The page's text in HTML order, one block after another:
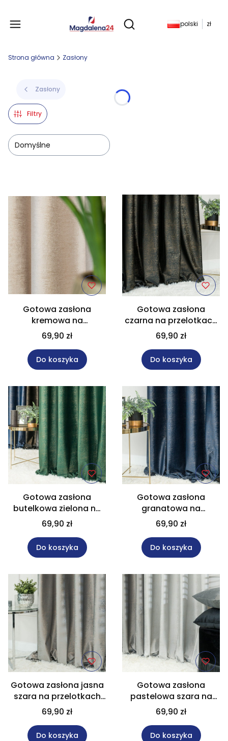
Otwórz wyszukiwarkę
Produkty w
polski zł
Strona główna Zasłony
Zasłony
Filtry
Domyślne
Gotowa zasłona
kremowa na
przelotkach rozmiar
140x250 cm ELEONORA
69,90 zł
Do koszyka
Gotowa zasłona
czarna na przelotkach
rozmiar 140x250 cm
ELEONORA
69,90 zł
Do koszyka
Gotowa zasłona
butelkowa zielona na
przelotkach rozmiar
140x250 cm ELEONORA
69,90 zł
Do koszyka
Gotowa zasłona
granatowa na
przelotkach rozmiar
140x250 cm ELEONORA
69,90 zł
Do koszyka
Gotowa zasłona jasna
szara na przelotkach
rozmiar 140x250 cm
ELEONORA
69,90 zł
Do koszyka
Gotowa zasłona
pastelowa szara na
przelotkach rozmiar
140x250 cm ELEONORA
69,90 zł
Do koszyka